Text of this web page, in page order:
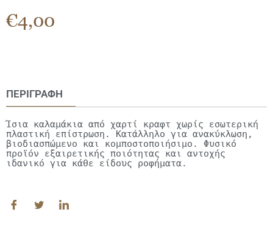
€4,00
ΠΕΡΙΓΡΑΦΉ
Ίσια καλαμάκια από χαρτί κραφτ χωρίς εσωτερική
πλαστική επίστρωση. Κατάλληλο για ανακύκλωση,
βιοδιασπώμενο και κομποστοποιήσιμο. Φυσικό
προϊόν εξαιρετικής ποιότητας και αντοχής
ιδανικό για κάθε είδους ροφήματα.